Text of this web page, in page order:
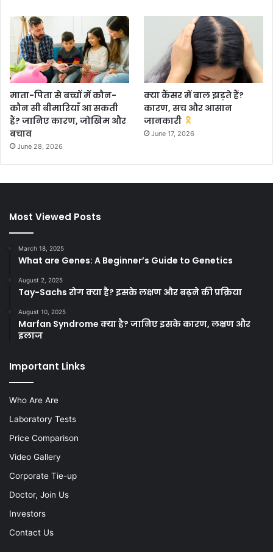
माता-पिता से बच्चों में कौन-
कौन सी बीमारियाँ आ सकती
हैं? जानिए कारण, जोखिम और
बचाव
June 28, 2026
क्या कैंसर में बाल झड़ते हैं?
कारण, सच और आसान
जानकारी
June 17, 2026
Most Viewed Posts
March 18, 2025
What are Genes: A Beginner’s Guide to Genetics
August 2, 2025
Tay-Sachs रोग क्या है? इसके लक्षण और बढ़ने की प्रक्रिया
August 10, 2025
Marfan Syndrome क्या है? जानिए इसके कारण, लक्षण और
इलाज
Important Links
Who Are Are
Laboratory Tests
Price Comparison
Video Gallery
Corporate Tie-up
Doctor, Join Us
Investors
Contact Us